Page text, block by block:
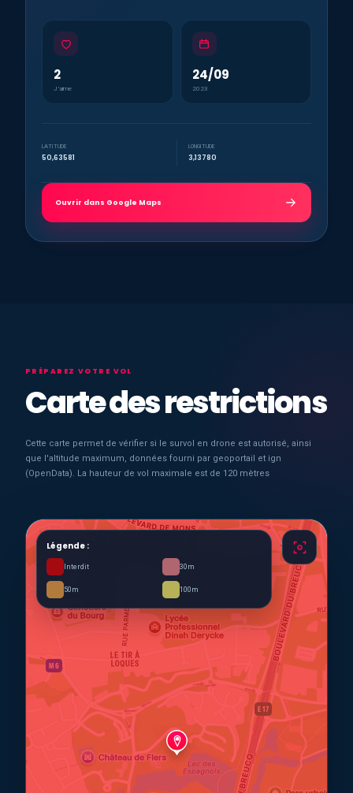
2
J’aime
24/09
2023
LATITUDE
50,63581
LONGITUDE
3,13780
Ouvrir dans Google Maps
PRÉPAREZ VOTRE VOL
Carte des restrictions
Cette carte permet de vérifier si le survol en drone est autorisé, ainsi
que l'altitude maximum, données fourni par geoportail et ign
(OpenData). La hauteur de vol maximale est de 120 mètres
Légende :
Interdit 30m
50m 100m